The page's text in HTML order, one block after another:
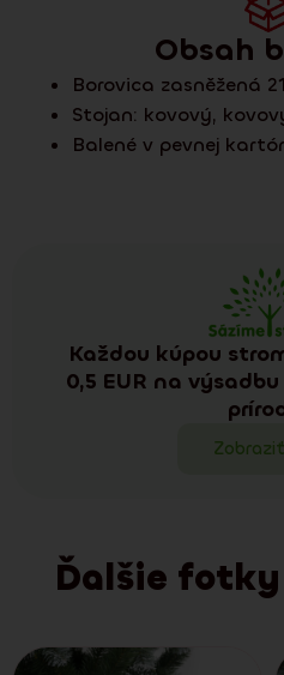
Obsah
Borovica zasněžená
Stojan: kovový,
Balené v pevnej
Každou kúpou
0,5 EUR na
Ďalšie